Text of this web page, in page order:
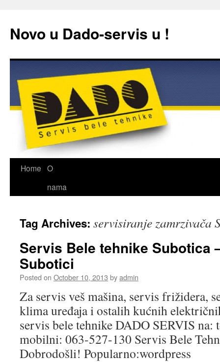
Novo u Dado-servis u !
Skip
Home O
nama
Tag Archives: servisiranje zamrzivača
Servis Bele tehnike Subotica
Subotici
Posted on October 10, 2013 byadmin
Za servis veš mašina, servis frižidera,
klima uređaja i ostalih kućnih
servis bele tehnike DADO SERVIS
mobilni: 063-527-130 Servis Bele
Dobrodošli! Popularno:wordpress